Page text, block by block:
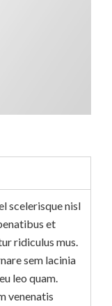
scelerisque nisl
et
ridiculus mus.
sem lacinia
leo quam.
venenatis